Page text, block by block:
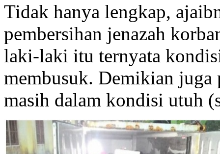
Tidak hanya lengkap,
pembersihan jenazah
laki-laki itu ternyata
membusuk. Demikian juga
masih dalam kondisi utuh